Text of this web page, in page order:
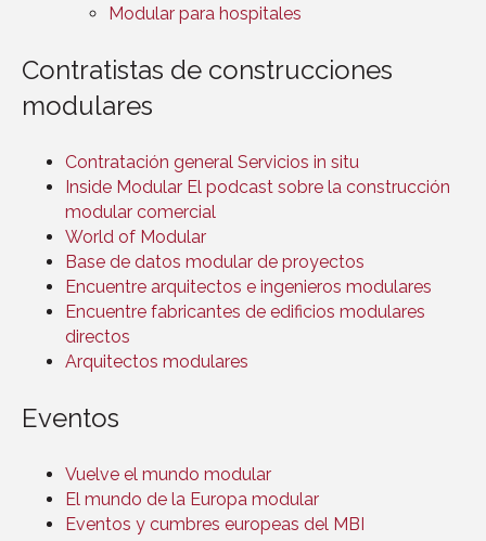
Modular para hospitales
Contratistas de construcciones
modulares
Contratación general Servicios in situ
Inside Modular El podcast sobre la construcción
modular comercial
World of Modular
Base de datos modular de proyectos
Encuentre arquitectos e ingenieros modulares
Encuentre fabricantes de edificios modulares
directos
Arquitectos modulares
Eventos
Vuelve el mundo modular
El mundo de la Europa modular
Eventos y cumbres europeas del MBI